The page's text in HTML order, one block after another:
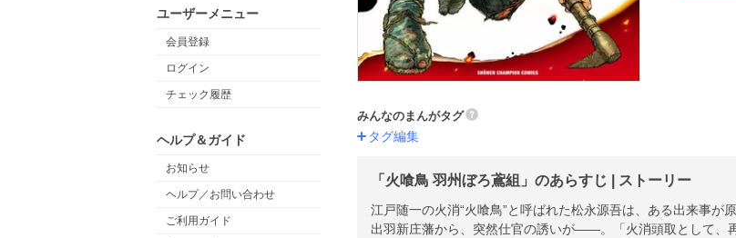
ユーザーメニュー
会員登録
ログイン
チェック履歴
ヘルプ＆ガイド
お知らせ
ヘルプ／お問い合わせ
ご利用ガイド
みんなのまんがタグ
タグ編集
「火喰鳥 羽州ぼろ鳶組」のあらすじ | ストーリー
江戸随一の火消“火喰鳥”と呼ばれた松永源吾は、ある出来事
出羽新庄藩から、突然仕官の誘いが――。「火消頭取として、